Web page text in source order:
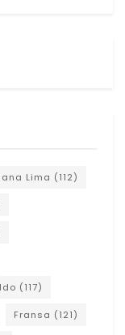
Lima (112)
(117)
Fransa (121)